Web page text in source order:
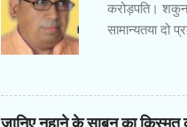
करोड़पति।
सामान्यतया दो
अनुसार
पुरुष के शरीर के
शुभ माना जाता